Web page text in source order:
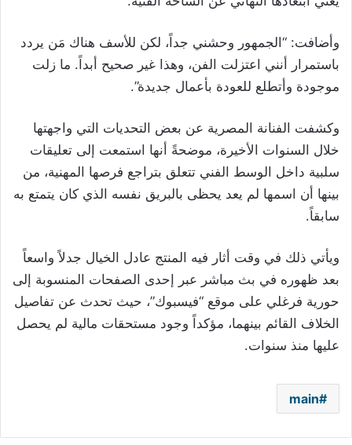
وأضافت: “الجمهور وحشني جداً، لكن للأسف هناك مَن يردد
باستمرار أنني اعتزلت الفن، وهذا غير صحيح أبداً. ما زلت
موجودة وأتطلع للعودة بأعمال جديدة”.
وكشفت الفنانة المصرية عن بعض التحديات التي واجهتها
خلال السنوات الأخيرة، موضحةً أنها استمعت إلى تعليقات
سلبية داخل الوسط الفني تتعلق بتراجع فرصها المهنية، من
بينها أن اسمها لم يعد يحظى بالبريق نفسه الذي كان يتمتع به
سابقاً.
ويأتي ذلك في وقت أثار فيه المنتج عادل الخيال جدلاً واسعاً
بعد ظهوره في بث مباشر عبر إحدى الصفحات المنسوبة إلى
حورية فرغلي على موقع “فيسبوك”، حيث تحدث عن تفاصيل
الخلاف القائم بينهما، مؤكداً وجود مستحقات مالية لم يحصل
عليها منذ سنوات.
main